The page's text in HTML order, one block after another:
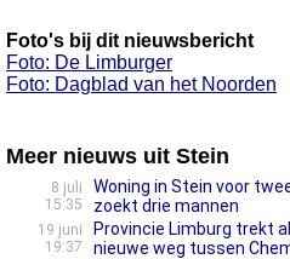
Foto's bij dit nieuwsbericht
Foto: De Limburger
Foto: Dagblad van het Noorden
Meer nieuws uit Stein
8 juli
15:35
Woning in Stein voor
zoekt drie mannen
19 juni
19:37
Provincie Limburg trekt
nieuwe weg tussen